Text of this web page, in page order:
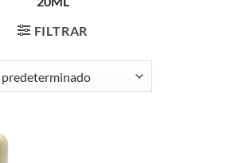
FILTRAR